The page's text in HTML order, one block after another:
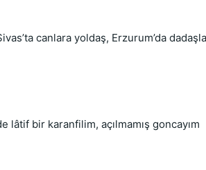
canlara yoldaş, Erzurum’da
lâtif bir karanfilim, açılmamış goncayım